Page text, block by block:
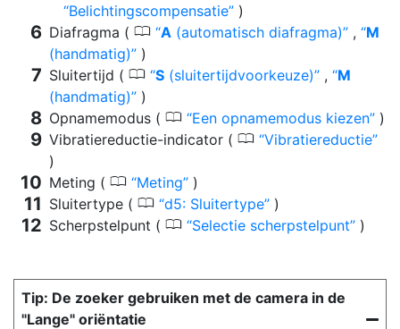
Belichtingscompensatie )
Diafragma ( 0 A (automatisch diafragma) ,
M
(handmatig)
)
Sluitertijd ( 0 S (sluitertijdvoorkeuze) ,
M
(handmatig)
)
Opnamemodus ( 0 Een opnamemodus kiezen )
Vibratiereductie-indicator ( 0 Vibratiereductie
)
Meting ( 0 Meting
)
Sluitertype ( 0 d5: Sluitertype )
Scherpstelpunt ( 0 Selectie scherpstelpunt )
De zoeker gebruiken met de camera in de
"Lange" oriëntatie